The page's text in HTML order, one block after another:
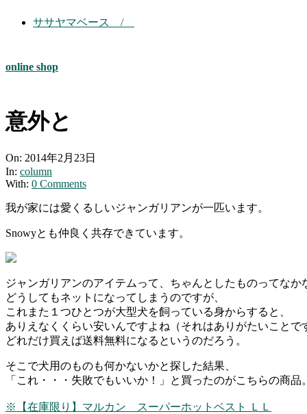
ササヤマベース /
online shop
意外と
On: 2014年2月23日
In: column
With: 0 Comments
我が家には愛くるしいジャンガリアンが一匹います。
Snowyとも仲良く共存できています。
ジャンガリアンのアイテムって、ちゃんとしたものってなか
どうしてもネットになってしまうのですが、
これまた１つひとつが大型犬を飼っている身からすると、
ありえなくくらい安いんですよね（それはありがたいことで
どれだけ買えば送料無料になるというのだろう。
そこで犬用のものも何かないかと探した結果、
「これ・・・失敗でもいいか！」と買ったのがこちらの商品。
※【在庫限り】マルカン スーパーホットベスト ＬＬ